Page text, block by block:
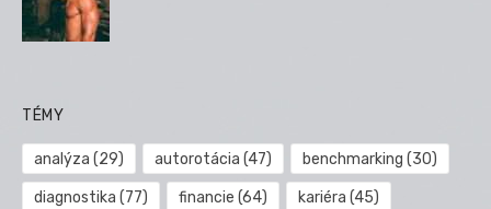
TÉMY
analýza (29) autorotácia (47) benchmarking (30)
diagnostika (77) financie (64) kariéra (45)